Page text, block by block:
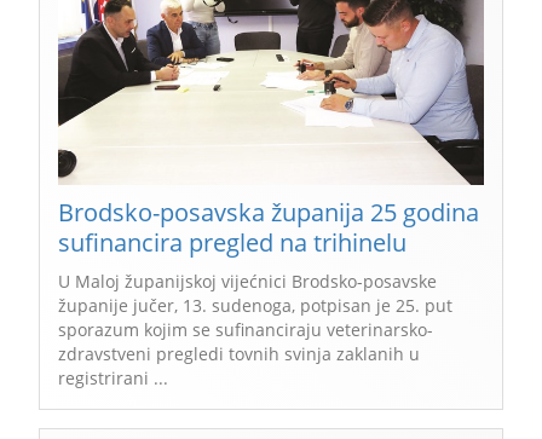
Brodsko-posavska županija 25 godina
sufinancira pregled na trihinelu
U Maloj županijskoj vijećnici Brodsko-posavske
županije jučer, 13. sudenoga, potpisan je 25. put
sporazum kojim se sufinanciraju veterinarsko-
zdravstveni pregledi tovnih svinja zaklanih u
registrirani ...